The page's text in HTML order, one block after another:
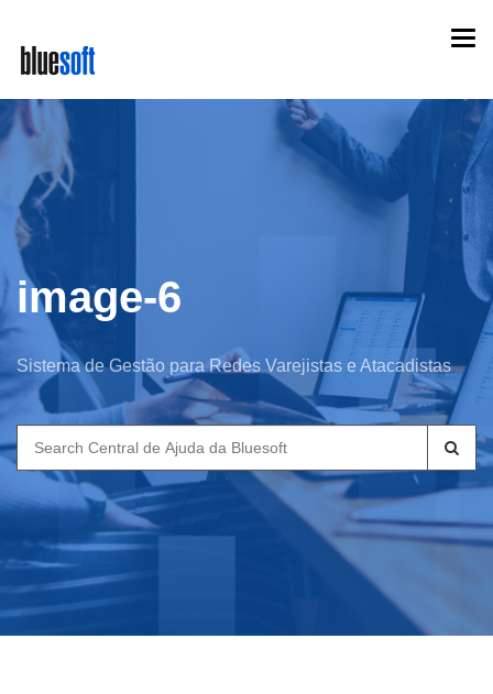
main
content
image-6
Sistema de Gestão para Redes Varejistas e Atacadistas
Search
for: